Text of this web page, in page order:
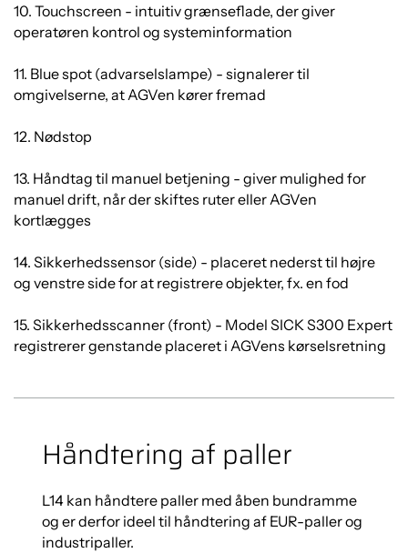
10. Touchscreen - intuitiv grænseflade, der giver
operatøren kontrol og systeminformation
11. Blue spot (advarselslampe) - signalerer til
omgivelserne, at AGVen kører fremad
12. Nødstop
13. Håndtag til manuel betjening - giver mulighed for
manuel drift, når der skiftes ruter eller AGVen
kortlægges
14. Sikkerhedssensor (side) - placeret nederst til højre
og venstre side for at registrere objekter, fx. en fod
15. Sikkerhedsscanner (front) - Model SICK S300 Expert
registrerer genstande placeret i AGVens kørselsretning
Håndtering af paller
L14 kan håndtere paller med åben bundramme
og er derfor ideel til håndtering af EUR-paller og
industripaller.